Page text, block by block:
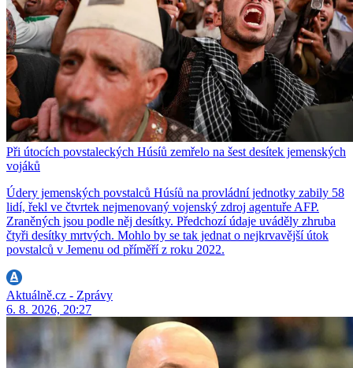
Při útocích povstaleckých Húsíů zemřelo na šest desítek jemenských
vojáků
Údery jemenských povstalců Húsíů na provládní jednotky zabily 58
lidí, řekl ve čtvrtek nejmenovaný vojenský zdroj agentuře AFP.
Zraněných jsou podle něj desítky. Předchozí údaje uváděly zhruba
čtyři desítky mrtvých. Mohlo by se tak jednat o nejkrvavější útok
povstalců v Jemenu od příměří z roku 2022.
Aktuálně.cz - Zprávy
6. 8. 2026, 20:27